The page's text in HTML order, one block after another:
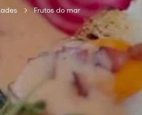
Frutos do mar